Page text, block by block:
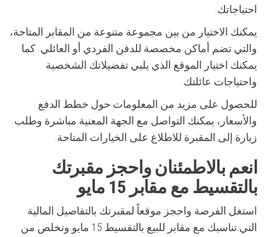
احتياجاتك.
يمكنك الاختيار من بين مجموعة متنوعة من المقابر المتاحة،
والتي تضم أماكن مخصصة للدفن الفردي أو العائلي. كما
يمكنك اختيار الموقع الذي يلبي تفضيلاتك الشخصية
واحتياجات عائلتك.
للحصول على مزيد من المعلومات حول خطط الدفع
والأسعار، يمكنك التواصل مع الجهة المعنية مباشرة وطلب
زيارة إلى المقبرة للاطلاع على الخيارات المتاحة.
انعم بالاطمئنان واحجز مقبرتك
بالتقسيط مع مقابر 15 مايو
استغل الفرصة واحجز موقعاً لمقبرتك بالتفاصيل المالية
التي تناسبك مع مقابر للبيع بالتقسيط 15 مايو وتخلص من